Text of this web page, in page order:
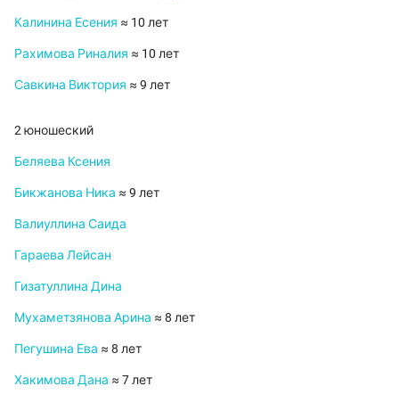
Калинина Есения ≈ 10 лет
Рахимова Риналия ≈ 10 лет
Савкина Виктория ≈ 9 лет
2 юношеский
Беляева Ксения
Бикжанова Ника ≈ 9 лет
Валиуллина Саида
Гараева Лейсан
Гизатуллина Дина
Мухаметзянова Арина ≈ 8 лет
Пегушина Ева ≈ 8 лет
Хакимова Дана ≈ 7 лет